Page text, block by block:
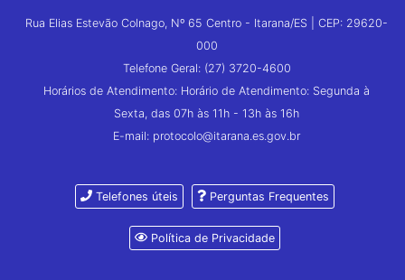
Rua Elias Estevão Colnago, Nº 65 Centro - Itarana/ES | CEP: 29620-
000
Telefone Geral: (27) 3720-4600
Horários de Atendimento: Horário de Atendimento: Segunda à
Sexta, das 07h às 11h - 13h às 16h
E-mail: protocolo@itarana.es.gov.br
Telefones úteis Perguntas Frequentes
Política de Privacidade